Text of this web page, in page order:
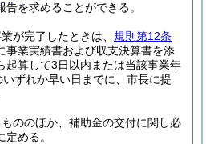
を求めることができる。
が完了したときは、 規則第12条
事業実績書および収支決算書を添
起算して3日以内または当該事業年
ずれか早い日までに、市長に提
ののほか、補助金の交付に関し必
める。